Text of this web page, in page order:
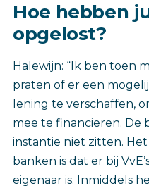
Hoe hebben
opgelost?
Halewijn: “Ik ben toen
praten of er een
lening te verschaffen,
mee te financieren. De
instantie niet zitten.
banken is dat er bij
eigenaar is. Inmiddels